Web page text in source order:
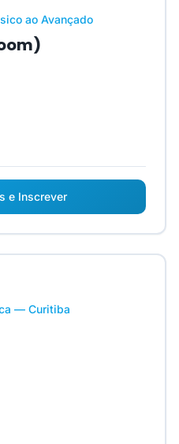
ao Avançado
e Inscrever
— Curitiba